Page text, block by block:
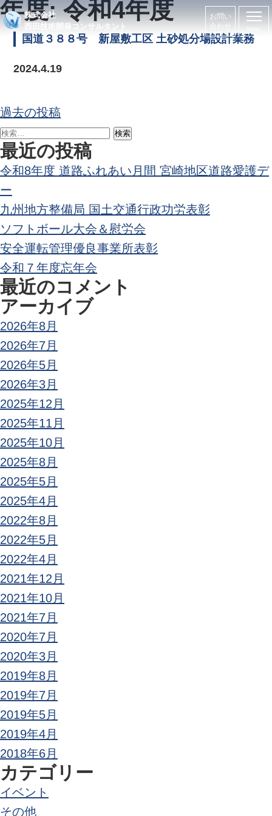
株式会社
西田技術開発コンサルタント
お問い
合わせ
年度:令和4年度
国道３８８号 新屋敷工区 土砂処分場設計業務
2024.4.19
投
稿
ナ
ビ
ゲ
ー
シ
ョ
ン
過去の投稿
検
索:
最近の投稿
令和8年度 道路ふれあい月間 宮崎地区道路愛護デ
ー
九州地方整備局 国土交通行政功労表彰
ソフトボール大会＆慰労会
安全運転管理優良事業所表彰
令和７年度忘年会
最近のコメント
アーカイブ
2026年8月
2026年7月
2026年5月
2026年3月
2025年12月
2025年11月
2025年10月
2025年8月
2025年5月
2025年4月
2022年8月
2022年5月
2022年4月
2021年12月
2021年10月
2021年7月
2020年7月
2020年3月
2019年8月
2019年7月
2019年5月
2019年4月
2018年6月
カテゴリー
イベント
その他